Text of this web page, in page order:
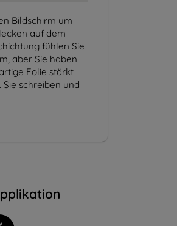
Bildschirm um
auf dem
fühlen Sie
aber Sie haben
Folie stärkt
schreiben und